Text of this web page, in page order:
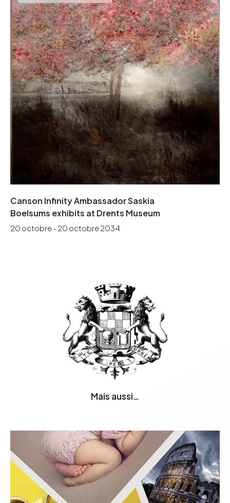
Canson Infinity Ambassador Saskia
Boelsums exhibits at Drents Museum
20 octobre - 20 octobre 2034
Mais aussi…